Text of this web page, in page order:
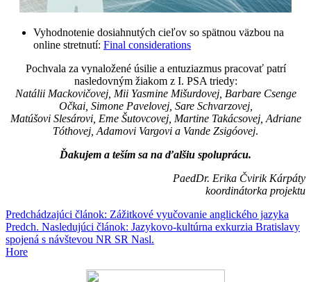
Vyhodnotenie dosiahnutých cieľov so spätnou väzbou na
online stretnutí: Final considerations
Pochvala za vynaložené úsilie a entuziazmus pracovať patrí
nasledovným žiakom z I. PSA triedy:
Natálii Mackovičovej, Mii Yasmine Mišurdovej, Barbare Csenge
Očkai, Simone Pavelovej, Sare Schvarzovej,
Matúšovi Slesárovi, Eme Šutovcovej, Martine Takácsovej, Adriane
Tóthovej, Adamovi Vargovi a Vande Zsigóovej.
Ďakujem a teším sa na ďalšiu spoluprácu.
PaedDr. Erika Čvirik Kárpáty
koordinátorka projektu
Predchádzajúci článok: Zážitkové vyučovanie anglického jazyka
Predch. Nasledujúci článok: Jazykovo-kultúrna exkurzia Bratislavy
spojená s návštevou NR SR Nasl.
Hore